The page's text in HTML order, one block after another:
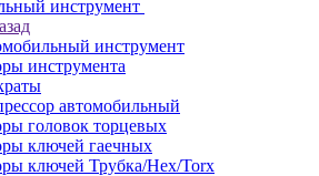
инструмент
инструмент
инструмента
автомобильный
головок торцевых
ключей гаечных
ключей Трубка/Hex/Torx